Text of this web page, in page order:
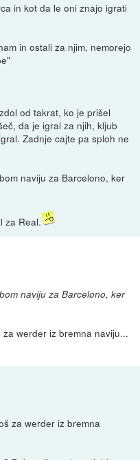
in kot da le oni znajo igrati
in ostali za njim, nemorejo
od takrat, ko je prišel
da je igral za njih, kljub
Zadnje cajte pa sploh ne
naviju za Barcelono, ker
za Real.
naviju za Barcelono, ker
werder iz bremna naviju...
za werder iz bremna